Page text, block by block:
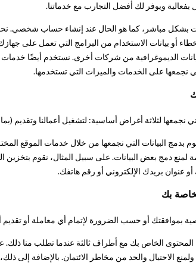
بفعالية ويوفر لك أفضل التجارب مع خدماتنا.
بشكل مباشر، كما هو الحال عند إنشاء حساب شخصي.
أو بيانات الاستخدام من البرامج التي تعمل على
نجمعها على الخدمات والميزات التي تستخدمها.
نجمعها لثلاثة أغراض أساسية: لتشغيل أعمالنا
بدمج البيانات التي نجمعها من خلال خدمات الموقع
لمنع دمج بعض البيانات. على سبيل المثال، نقوم
عنوان بريدك الإلكتروني أو رقم هاتفك.
بك
بموافقتك أو حسب الضرورة لإتمام أي معاملة أو
الخاص بك مع أطراف ثالثة عندما تطلب منا ذلك.
الاحتيال والحد من مخاطر الائتمان. بالإضافة إلى